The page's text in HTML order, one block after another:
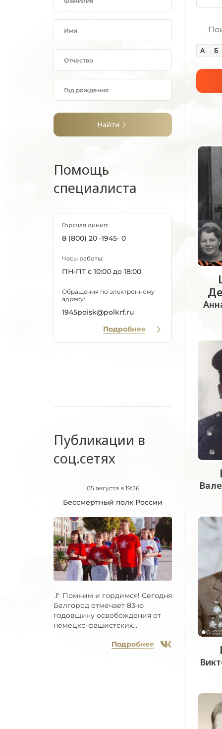
Найти
Помощь
специалиста
Горячая линия:
8 (800) 20 -1945- 0
Часы работы:
ПН-ПТ с 10:00 до 18:00
Обращения по электронному
адресу:
1945poisk@polkrf.ru
Подробнее
Публикации в
соц.сетях
05 августа в 19:36
Бессмертный полк России
🚩 Помним и гордимся! Сегодня
Белгород отмечает 83-ю
годовщину освобождения от
немецко-фашистских...
Подробнее
А Б